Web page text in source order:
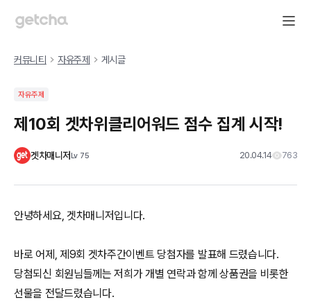
커뮤니티 자유주제 게시글
자유주제
제10회 겟차위클리어워드 점수 집계 시작!
겟차매니저Lv 75 20.04.14 763
안녕하세요, 겟차매니저입니다.
바로 어제, 제9회 겟차주간이벤트 당첨자를 발표해 드렸습니다.
당첨되신 회원님들께는 저희가 개별 연락과 함께 상품권을 비롯한
선물을 전달드렸습니다.